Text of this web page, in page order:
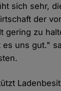
sich sehr,
der
gering zu
uns gut."